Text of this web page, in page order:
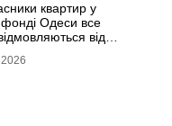
квартир у
Одеси все
від